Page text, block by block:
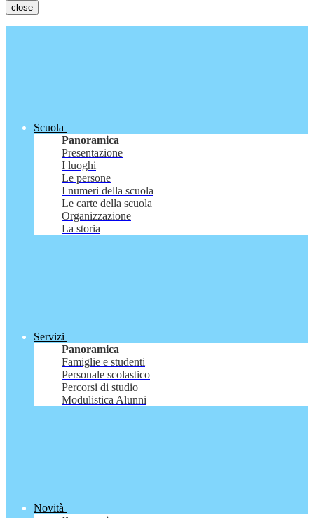
close
Scuola
Panoramica
Presentazione
I luoghi
Le persone
I numeri della scuola
Le carte della scuola
Organizzazione
La storia
Servizi
Panoramica
Famiglie e studenti
Personale scolastico
Percorsi di studio
Modulistica Alunni
Novità